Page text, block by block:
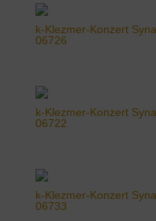
k-Klezmer-Konzert
06726
k-Klezmer-Konzert
06722
k-Klezmer-Konzert
06733